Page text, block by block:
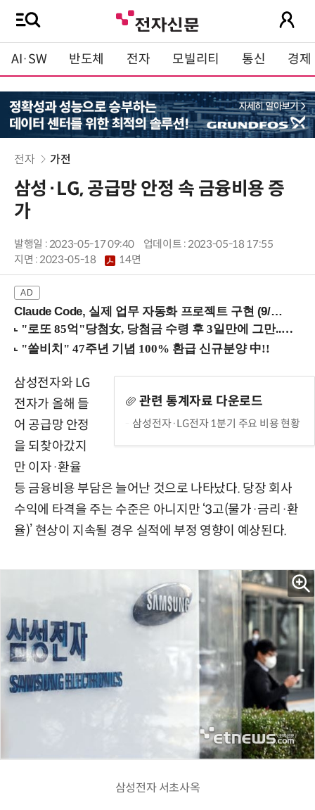
AI·SW 반도체 전자 모빌리티 통신 경제
전자 가전
삼성·LG, 공급망 안정 속 금융비용 증
가
발행일 : 2023-05-17 09:40
업데이트 : 2023-05-18 17:55
지면 :2023-05-18 14면
Claude Code, 실제 업무 자동화 프로젝트 구현 (9/16 ~17 강남역)
관련 통계자료 다운로드
삼성전자·LG전자 1분기 주요 비용 현황
삼성전자와 LG
전자가 올해 들
어 공급망 안정
을 되찾아갔지
만 이자·환율
등 금융비용 부담은 늘어난 것으로 나타났다. 당장 회사
수익에 타격을 주는 수준은 아니지만 ‘3고(물가·금리·환
율)’ 현상이 지속될 경우 실적에 부정 영향이 예상된다.
삼성전자 서초사옥